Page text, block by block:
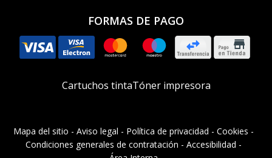
FORMAS DE PAGO
Cartuchos tintaTóner impresora
Mapa del sitio - Aviso legal - Política de privacidad - Cookies -
Condiciones generales de contratación - Accesibilidad -